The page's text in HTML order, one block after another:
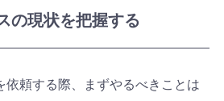
の現状を把握する
依頼する際、まずやるべきことは